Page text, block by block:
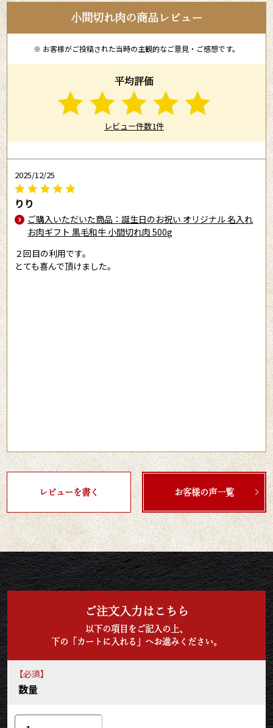
小間切れ肉の商品レビュー
※ お客様がご投稿された当時の主観的なご意見・ご感想です。
平均評価
レビュー件数1件
2025/12/25
りり
ご購入いただいた商品：誕生日のお祝い オリジナル 名入れ
お肉ギフト 黒毛和牛 小間切れ肉 500g
２回目の利用です。
とても喜んで頂けました。
レビューを書く お客様の声一覧
ご注文入力はこちら
以下の項目をご記入の上、
下の「カートに入れる」へお進みください。
【必須】
数量